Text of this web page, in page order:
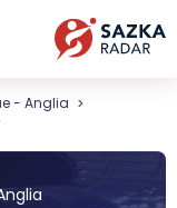
- Anglia